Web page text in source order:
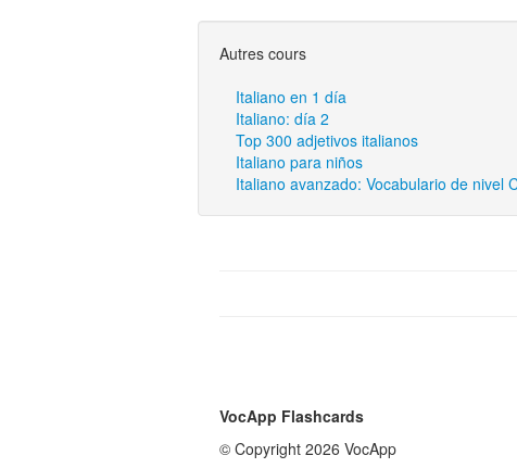
Autres cours
Italiano en 1 día
Italiano: día 2
Top 300 adjetivos italianos
Italiano para niños
Italiano avanzado: Vocabulario de nivel
VocApp Flashcards
© Copyright 2026 VocApp